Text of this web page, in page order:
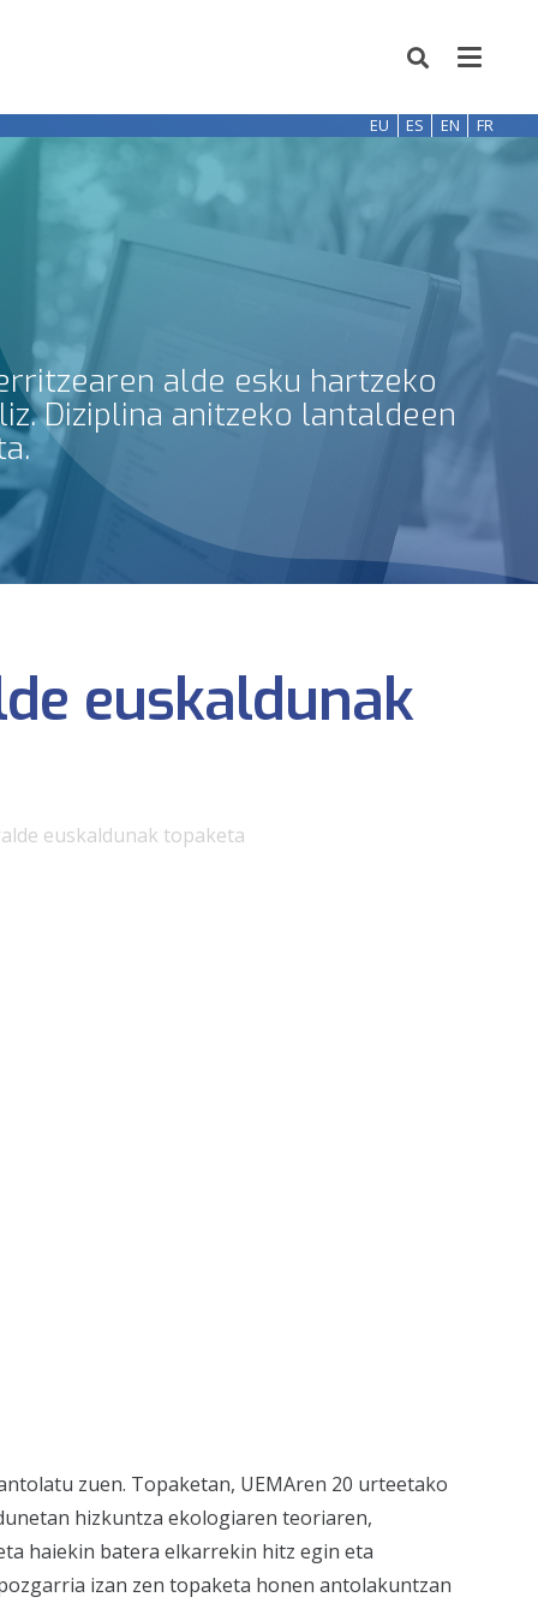
EU ES EN FR
alde esku hartzeko
Diziplina anitzeko lantaldeen
euskaldunak
euskaldunak topaketa
zuen. Topaketan, UEMAren 20 urteetako
hizkuntza ekologiaren teoriaren,
haiekin batera elkarrekin hitz egin eta
izan zen topaketa honen antolakuntzan